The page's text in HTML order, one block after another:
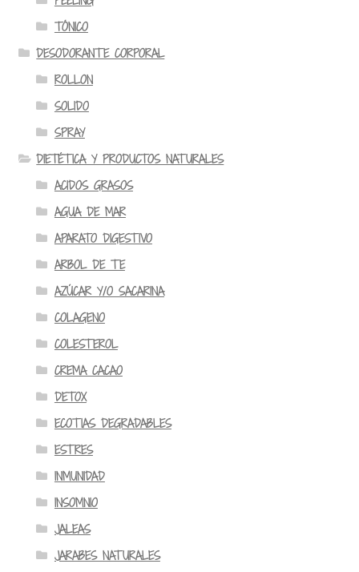
TÓNICO
DESODORANTE CORPORAL
ROLLON
SOLIDO
SPRAY
DIETÉTICA Y PRODUCTOS NATURALES
ACIDOS GRASOS
AGUA DE MAR
APARATO DIGESTIVO
ARBOL DE TE
AZÚCAR Y/O SACARINA
COLAGENO
COLESTEROL
CREMA CACAO
DETOX
ECOTIAS DEGRADABLES
ESTRES
INMUNIDAD
INSOMNIO
JALEAS
JARABES NATURALES